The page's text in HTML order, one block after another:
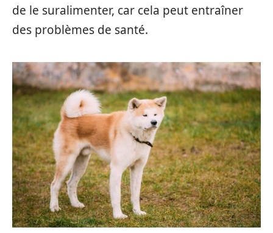
de le suralimenter, car cela peut entraîner
des problèmes de santé.